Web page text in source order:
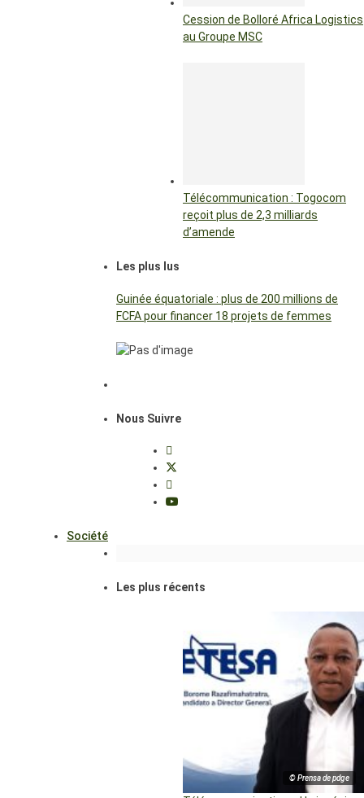
Cession de Bolloré Africa Logistics
au Groupe MSC
Télécommunication : Togocom
reçoit plus de 2,3 milliards
d’amende
Les plus lus
Guinée équatoriale : plus de 200 millions de
FCFA pour financer 18 projets de femmes
Nous Suivre
Société
Les plus récents
© Prensa de pdge